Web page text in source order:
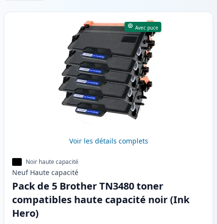
Produits
Avec puce
Voir les détails complets
Noir haute capacité
Neuf Haute capacité
Pack de 5 Brother TN3480 toner
compatibles haute capacité noir (Ink
Hero)